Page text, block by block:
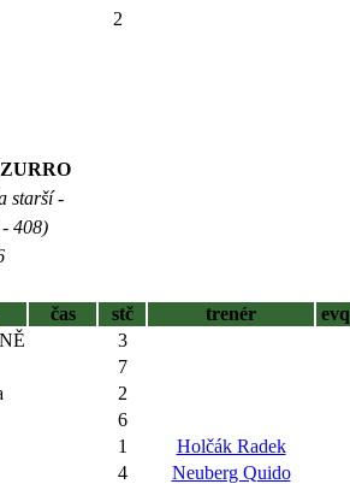
2
starší -
408)
čas stč trenér
evq
3
7
2
6
1
Holčák Radek
4
Neuberg Quido